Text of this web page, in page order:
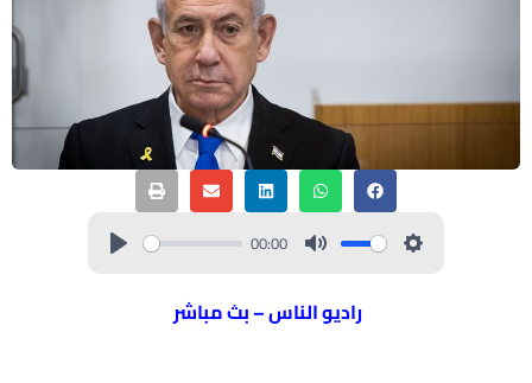
00:00
راديو الناس – بث مباشر